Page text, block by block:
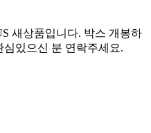
새상품입니다. 박스 개봉하
있으신 분 연락주세요.